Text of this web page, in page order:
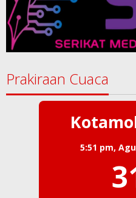
Prakiraan Cuaca
5:51 pm,